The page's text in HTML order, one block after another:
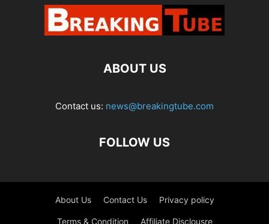
ABOUT US
Contact us: news@breakingtube.com
FOLLOW US
About Us Contact Us Privacy policy
Terms & Condition Affiliate Disclousre